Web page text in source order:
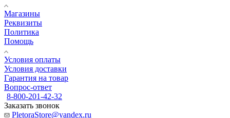
Магазины
Реквизиты
Политика
Помощь
Условия оплаты
Условия доставки
Гарантия на товар
Вопрос-ответ
8-800-201-42-32
Заказать звонок
PletoraStore@yandex.ru